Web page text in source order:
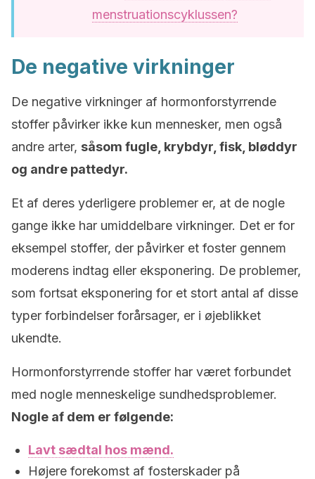
menstruationscyklussen?
De negative virkninger
De negative virkninger af hormonforstyrrende
stoffer påvirker ikke kun mennesker, men også
andre arter, såsom fugle, krybdyr, fisk, bløddyr
og andre pattedyr.
Et af deres yderligere problemer er, at de nogle
gange ikke har umiddelbare virkninger. Det er for
eksempel stoffer, der påvirker et foster gennem
moderens indtag eller eksponering. De problemer,
som fortsat eksponering for et stort antal af disse
typer forbindelser forårsager, er i øjeblikket
ukendte.
Hormonforstyrrende stoffer har været forbundet
med nogle menneskelige sundhedsproblemer.
Nogle af dem er følgende:
Lavt sædtal hos mænd.
Højere forekomst af fosterskader på